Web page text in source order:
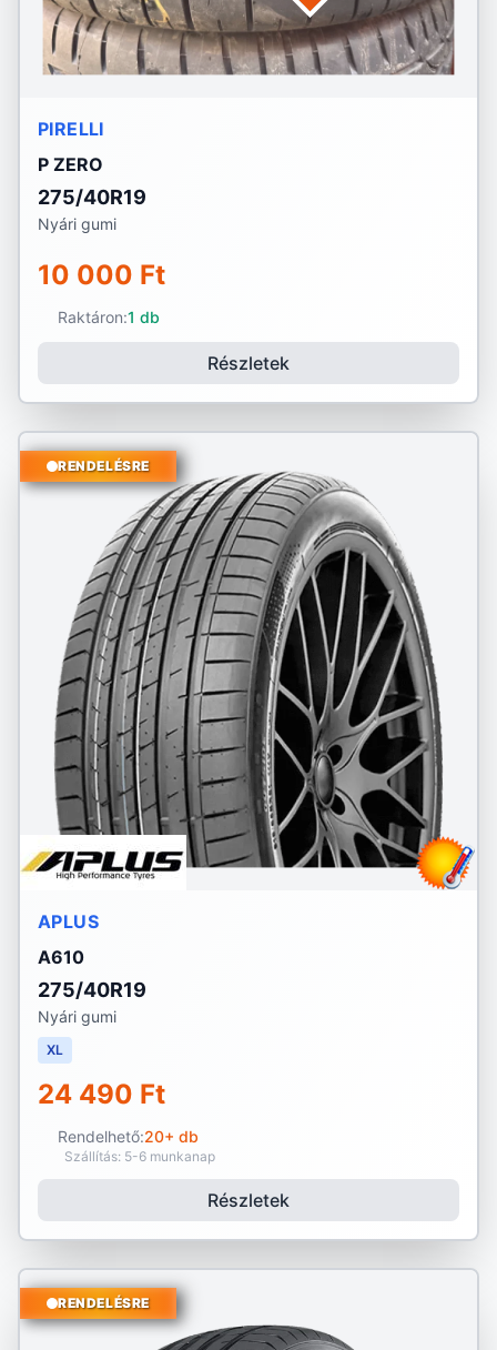
PIRELLI
P ZERO
275/40R19
Nyári gumi
10 000 Ft
Raktáron:1 db
Részletek
RENDELÉSRE
APLUS
A610
275/40R19
Nyári gumi
XL
24 490 Ft
Rendelhető:20+ db
Szállítás: 5-6 munkanap
Részletek
RENDELÉSRE